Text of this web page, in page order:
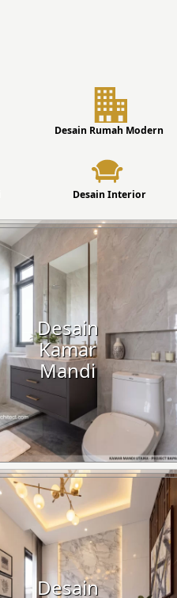
Desain Rumah Modern
Desain Interior
Desain
Kamar
Mandi
Desain